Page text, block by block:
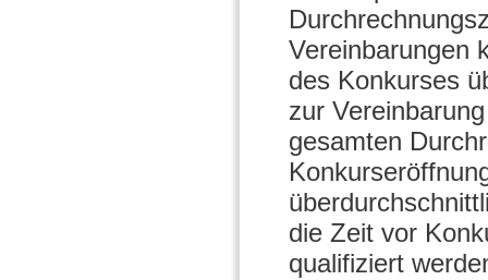
Vereinbarungen
des Konkurses
zur
gesamten
die Zeit vor
qualifiziert